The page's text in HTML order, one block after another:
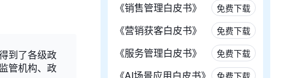
到了各级政
管机构、政
《销售管理白皮书》 免费下载
《营销获客白皮书》 免费下载
《服务管理白皮书》 免费下载
免费下载